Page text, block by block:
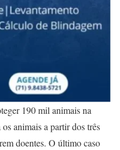
190 mil animais na
animais a partir dos três
doentes. O último caso